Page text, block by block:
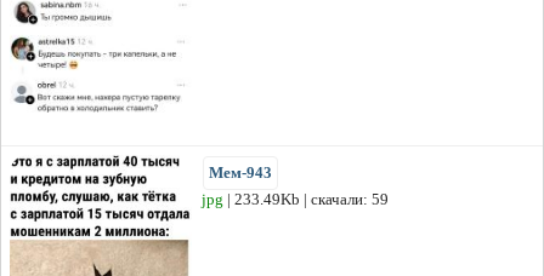
Мем-943
jpg | 233.49Kb | скачали: 59